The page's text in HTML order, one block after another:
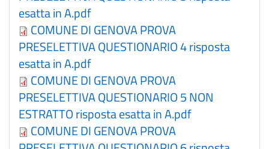
esatta in A.pdf
COMUNE DI GENOVA PROVA
PRESELETTIVA QUESTIONARIO 4 risposta
esatta in A.pdf
COMUNE DI GENOVA PROVA
PRESELETTIVA QUESTIONARIO 5 NON
ESTRATTO risposta esatta in A.pdf
COMUNE DI GENOVA PROVA